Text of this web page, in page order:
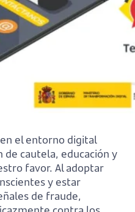
el entorno digital
cautela, educación y
favor. Al adoptar
y estar
de fraude,